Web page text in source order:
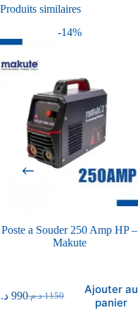
Produits similaires
-14%
Poste a Souder 250 Amp HP –
Makute
1150 د.م.990
Ajouter au
panier